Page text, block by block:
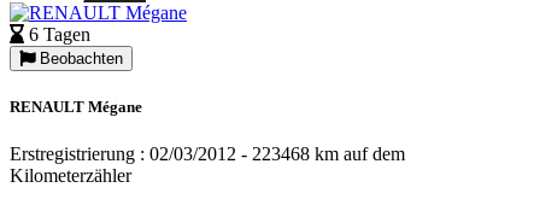
6 Tagen
Beobachten
RENAULT Mégane
Erstregistrierung : 02/03/2012 - 223468 km auf dem
Kilometerzähler